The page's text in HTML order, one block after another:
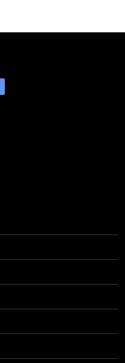
channel/